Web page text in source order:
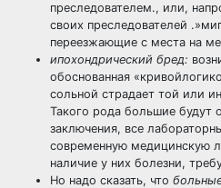
преследователем., или,
своих преследователей
переезжающие с места на
ипохондрический бред:
обоснованная
сольной страдает той или
Такого рода большие будут
заключения, все
современную медицинскую
наличие у них болезни,
Но надо сказать, что